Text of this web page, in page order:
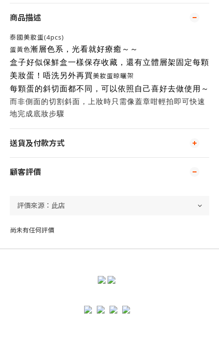
商品描述
泰國美妝蛋(4pcs)
蛋黃色漸層色系， 光看就好療癒～～
盒子好似保鮮盒一樣保存收藏，還有立體層架固定每顆
美妝蛋！唔洗另外再買美妝蛋晾曬架
每顆蛋的斜切面都不同，可以依照自己喜好去做使用～
而非側面的切割斜面，上妝時只需像蓋章咁輕拍即可快速
地完成底妝步驟
送貨及付款方式
顧客評價
尚未有任何評價